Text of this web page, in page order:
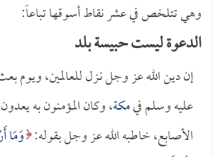
وهي تتلخص في عشر نقاط أسوقها تباعاً:
الدعوة ليست حبيسة بلد
إن دين الله عز وجل نـزل للعالمين، ويوم
عليه وسلم فيمكة، وكان المؤمنون به
الأصابع، خاطبه الله عز وجل بقوله: وَمَا